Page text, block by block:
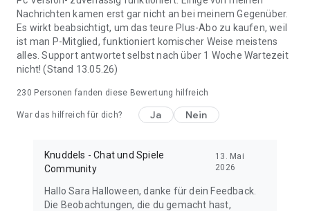
Nachrichten kamen erst gar nicht an bei meinem Gegenüber.
Es wirkt beabsichtigt, um das teure Plus-Abo zu kaufen, weil
ist man P-Mitglied, funktioniert komischer Weise meistens
alles. Support antwortet selbst nach über 1 Woche Wartezeit
nicht! (Stand 13.05.26)
230 Personen fanden diese Bewertung hilfreich
War das hilfreich für dich? Ja Nein
Knuddels - Chat und Spiele
Community
13. Mai
2026
Hallo Sara Halloween, danke für dein Feedback.
Die Beobachtungen, die du gemacht hast,